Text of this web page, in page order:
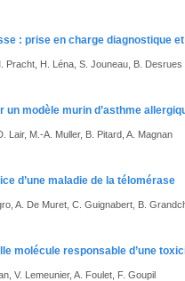
: prise en charge diagnostique
Pracht, H. Léna, S. Jouneau, B. Desrues
un modèle murin d’asthme
Lair, M.-A. Muller, B. Pitard, A. Magnan
d’une maladie de la télomérase
A. De Muret, C. Guignabert, B.
molécule responsable d’une
V. Lemeunier, A. Foulet, F. Goupil